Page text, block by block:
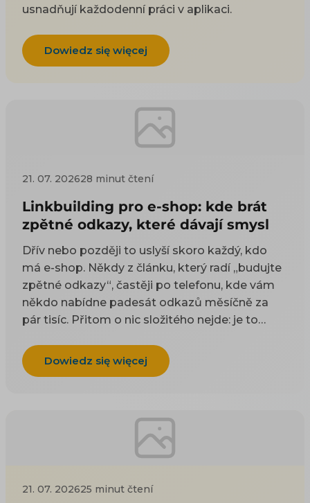
usnadňují každodenní práci v aplikaci.
Dowiedz się więcej
21. 07. 202628 minut čtení
Linkbuilding pro e-shop: kde brát
zpětné odkazy, které dávají smysl
Dřív nebo později to uslyší skoro každý, kdo
má e-shop. Někdy z článku, který radí „budujte
zpětné odkazy“, častěji po telefonu, kde vám
někdo nabídne padesát odkazů měsíčně za
pár tisíc. Přitom o nic složitého nejde: je to
odkazy odjakživa bere jako doporučení — čím
víc důvěryhodných webů na vás ukazuje, tím
si to začnete zjišťovat, najdete dva druhy rad a
ani jeden vám nepomůže. Návody psané pro
blogery poradí, ať napíšete skvělý článek, na
neprodáváte články, ale kotle nebo dětské
Dowiedz się więcej
21. 07. 202625 minut čtení